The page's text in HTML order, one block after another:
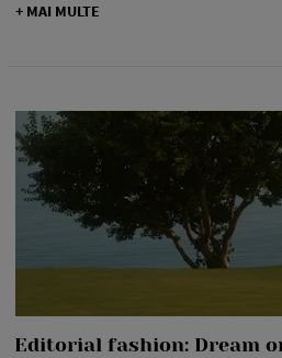
+ MAI MULTE
Editorial fashion: Dream